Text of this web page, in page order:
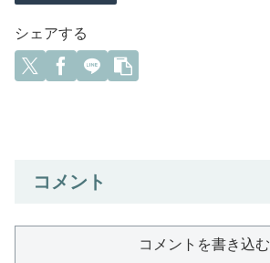
シェアする
コメント
コメントを書き込む